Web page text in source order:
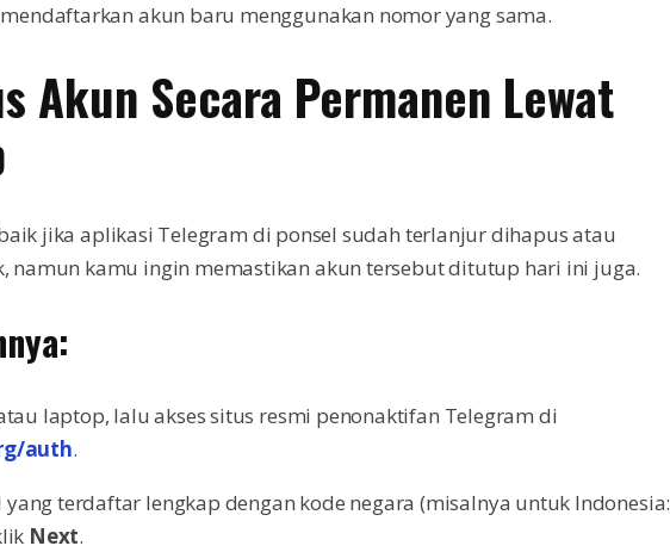
akun baru menggunakan nomor yang sama.
Akun Secara Permanen Lewat
jika aplikasi Telegram di ponsel sudah terlanjur dihapus atau
namun kamu ingin memastikan akun tersebut ditutup hari ini juga.
laptop, lalu akses situs resmi penonaktifan Telegram di
auth.
terdaftar lengkap dengan kode negara (misalnya untuk Indonesia:
Next.